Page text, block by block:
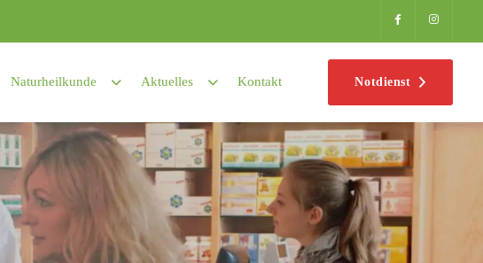
Naturheilkunde Aktuelles Kontakt Notdienst